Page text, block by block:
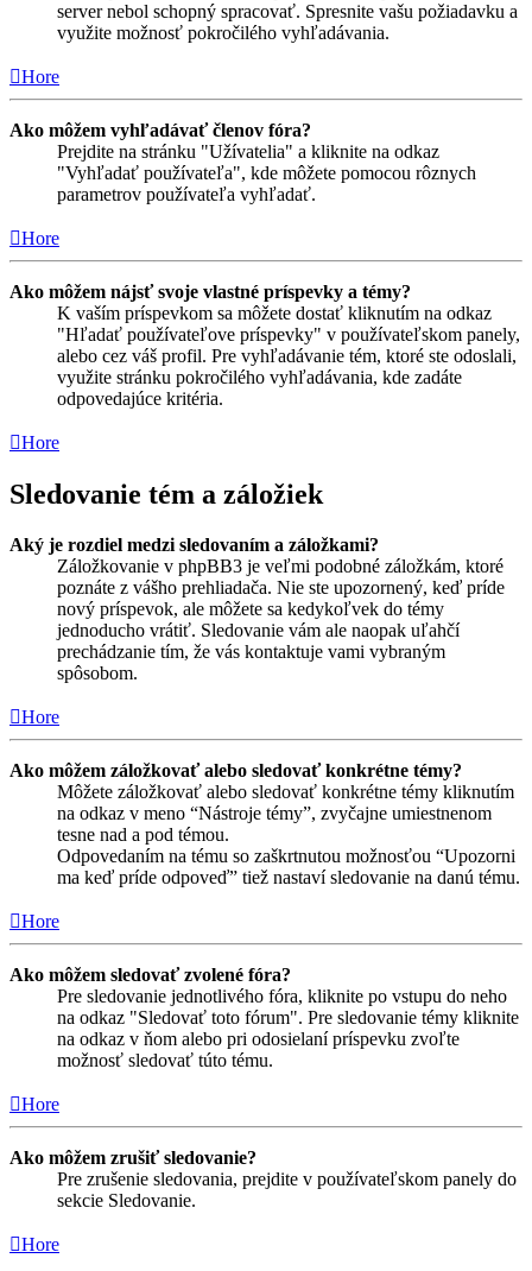
server nebol schopný spracovať. Spresnite vašu požiadavku a
využite možnosť pokročilého vyhľadávania.
Hore
Ako môžem vyhľadávať členov fóra?
Prejdite na stránku "Užívatelia" a kliknite na odkaz
"Vyhľadať používateľa", kde môžete pomocou rôznych
parametrov používateľa vyhľadať.
Hore
Ako môžem nájsť svoje vlastné príspevky a témy?
K vaším príspevkom sa môžete dostať kliknutím na odkaz
"Hľadať používateľove príspevky" v používateľskom panely,
alebo cez váš profil. Pre vyhľadávanie tém, ktoré ste odoslali,
využite stránku pokročilého vyhľadávania, kde zadáte
odpovedajúce kritéria.
Hore
Sledovanie tém a záložiek
Aký je rozdiel medzi sledovaním a záložkami?
Záložkovanie v phpBB3 je veľmi podobné záložkám, ktoré
poznáte z vášho prehliadača. Nie ste upozornený, keď príde
nový príspevok, ale môžete sa kedykoľvek do témy
jednoducho vrátiť. Sledovanie vám ale naopak uľahčí
prechádzanie tím, že vás kontaktuje vami vybraným
spôsobom.
Hore
Ako môžem záložkovať alebo sledovať konkrétne témy?
Môžete záložkovať alebo sledovať konkrétne témy kliknutím
na odkaz v meno “Nástroje témy”, zvyčajne umiestnenom
tesne nad a pod témou.
Odpovedaním na tému so zaškrtnutou možnosťou “Upozorni
ma keď príde odpoveď” tiež nastaví sledovanie na danú tému.
Hore
Ako môžem sledovať zvolené fóra?
Pre sledovanie jednotlivého fóra, kliknite po vstupu do neho
na odkaz "Sledovať toto fórum". Pre sledovanie témy kliknite
na odkaz v ňom alebo pri odosielaní príspevku zvoľte
možnosť sledovať túto tému.
Hore
Ako môžem zrušiť sledovanie?
Pre zrušenie sledovania, prejdite v používateľskom panely do
sekcie Sledovanie.
Hore